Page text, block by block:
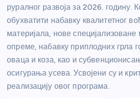
руралног развоја за 2026. годину.
обухватити набавку квалитетног
материјала, нове специјализоване
опреме, набавку приплодних грла
оваца и коза, као и
осигурања усева. Усвојени су и
реализацију овог програма.